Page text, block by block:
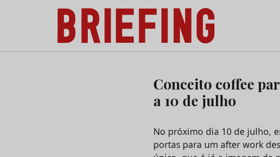
Briefing: Todas as notícias sobre os negócios do
Conceito coffee
a 10 de julho
No próximo dia 10 de julho,
portas para um after work